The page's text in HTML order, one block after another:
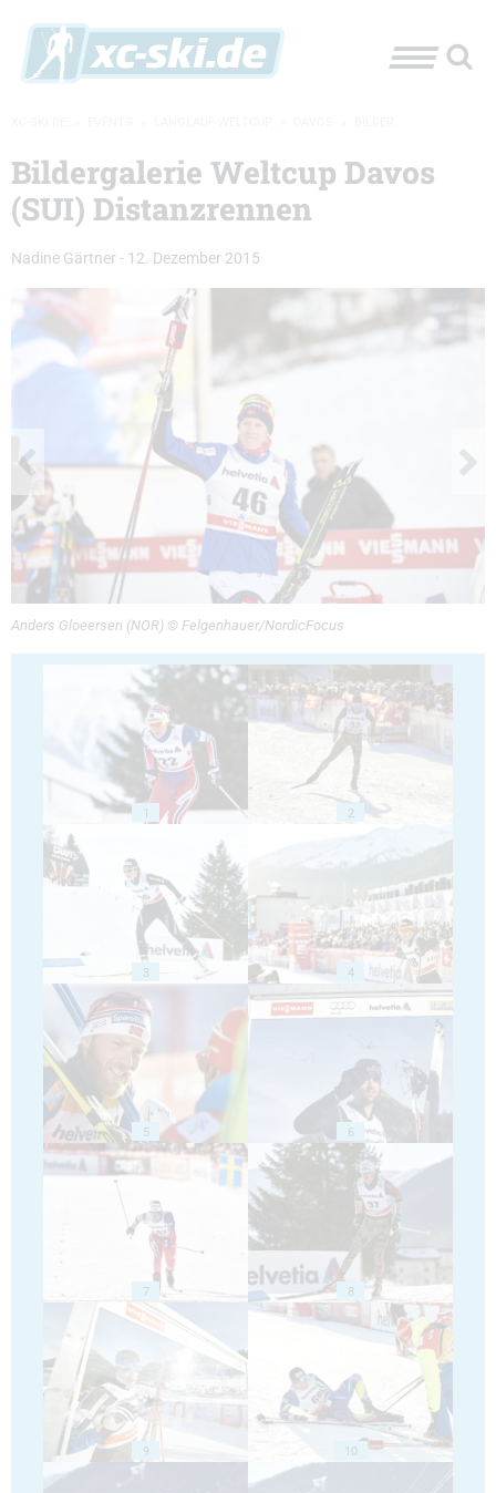
Bildergalerie Weltcup Davos
(SUI) Distanzrennen
Nadine Gärtner - 12. Dezember 2015
Anders Gloeersen (NOR) © Felgenhauer/NordicFocus
1 2
3 4
5 6
7 8
9 10